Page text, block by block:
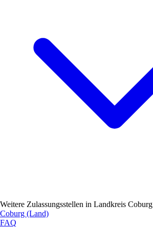
Weitere Zulassungsstellen in Landkreis Coburg
Coburg (Land)
FAQ